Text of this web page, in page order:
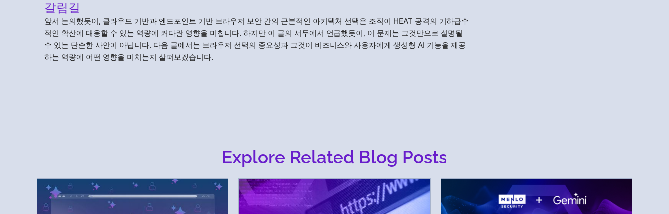
갈림길
앞서 논의했듯이, 클라우드 기반과 엔드포인트 기반 브라우저 보안 간의 근본적인 아키텍처 선택은 조직이 HEAT 공격의 기하급수
적인 확산에 대응할 수 있는 역량에 커다란 영향을 미칩니다. 하지만 이 글의 서두에서 언급했듯이, 이 문제는 그것만으로 설명될
수 있는 단순한 사안이 아닙니다. 다음 글에서는 브라우저 선택의 중요성과 그것이 비즈니스와 사용자에게 생성형 AI 기능을 제공
하는 역량에 어떤 영향을 미치는지 살펴보겠습니다.
Explore Related Blog Posts